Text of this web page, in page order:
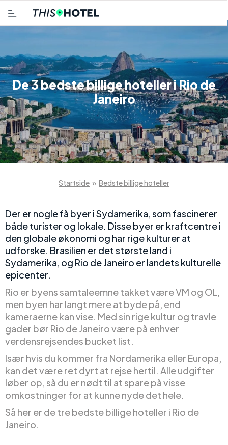
De 3 bedste billige hoteller i Rio de
Janeiro
Startside » Bedste billige hoteller
Der er nogle få byer i Sydamerika, som fascinerer
både turister og lokale. Disse byer er kraftcentre i
den globale økonomi og har rige kulturer at
udforske. Brasilien er det største land i
Sydamerika, og Rio de Janeiro er landets kulturelle
epicenter.
Rio er byens samtaleemne takket være VM og OL,
men byen har langt mere at byde på, end
kameraerne kan vise. Med sin rige kultur og travle
gader bør Rio de Janeiro være på enhver
verdensrejsendes bucket list.
Især hvis du kommer fra Nordamerika eller Europa,
kan det være ret dyrt at rejse hertil. Alle udgifter
løber op, så du er nødt til at spare på visse
omkostninger for at kunne nyde det hele.
Så her er de tre bedste billige hoteller i Rio de
Janeiro.